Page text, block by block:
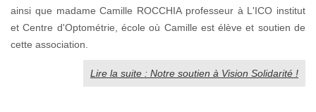
ainsi que madame Camille ROCCHIA professeur à L'ICO institut
et Centre d'Optométrie, école où Camille est élève et soutien de
cette association.
Lire la suite : Notre soutien à Vision Solidarité !